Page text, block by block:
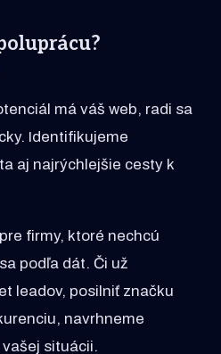
má váš web, radi sa
Identifikujeme
aj najrýchlejšie cesty k
firmy, ktoré nechcú
podľa dát. Či už
leadov, posilniť značku
navrhneme
situácii.